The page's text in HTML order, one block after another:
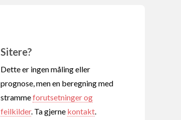
Sitere?
Dette er ingen måling eller
prognose, men en beregning med
strammeforutsetninger og
feilkilder. Ta gjerne kontakt